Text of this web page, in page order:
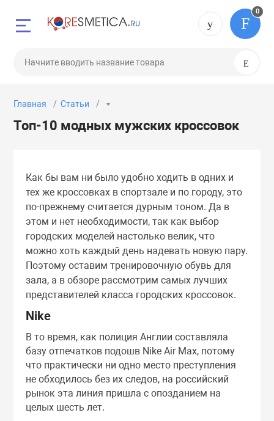
+7 (495)
0
Назад
Гели
Консилеры
Крема
Лосьоны
Маски
Масла
Назад
Маски
Масла
Мисты
Спреи
Сыворотки
Тоник
Назад
Скрабы
Тинты
Эссенции
Назад
Маски
Патчи
Подводки
Сыворотки
Туши
Назад
Мыло
дома
Назад
Назад
Крема
Лосьоны
Масла
Мисты
Ноги
Руки
Назад
Лицо
Ногти
Пудры
Спреи
Главная Статьи
Топ-10 модных мужских кроссовок
Как бы вам ни было удобно ходить в одних и
тех же кроссовках в спортзале и по городу, это
по-прежнему считается дурным тоном. Да в
этом и нет необходимости, так как выбор
городских моделей настолько велик, что
можно хоть каждый день надевать новую пару.
Поэтому оставим тренировочную обувь для
зала, а в обзоре рассмотрим самых лучших
представителей класса городских кроссовок.
Nike
В то время, как полиция Англии составляла
базу отпечатков подошв Nike Air Max, потому
что практически ни одно место преступления
не обходилось без их следов, на российский
рынок эта линия пришла с опозданием на
целых шесть лет.